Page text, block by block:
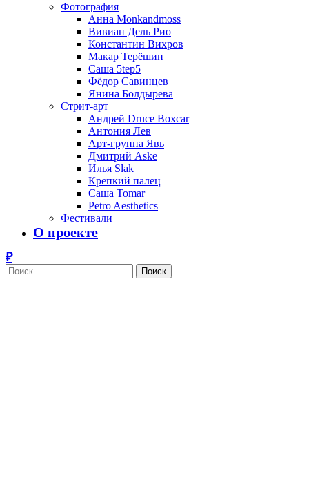
Фотография
Анна Monkandmoss
Вивиан Дель Рио
Константин Вихров
Макар Терёшин
Саша 5tep5
Фёдор Савинцев
Янина Болдырева
Стрит-арт
Андрей Druce Boxcar
Антония Лев
Арт-группа Явь
Дмитрий Aske
Илья Slak
Крепкий палец
Саша Tomar
Petro Aesthetics
Фестивали
О проекте
Поиск